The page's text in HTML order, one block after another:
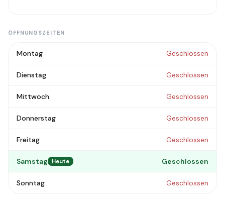
ÖFFNUNGSZEITEN
Montag Geschlossen
Dienstag Geschlossen
Mittwoch Geschlossen
Donnerstag Geschlossen
Freitag Geschlossen
Samstag Heute Geschlossen
Sonntag Geschlossen